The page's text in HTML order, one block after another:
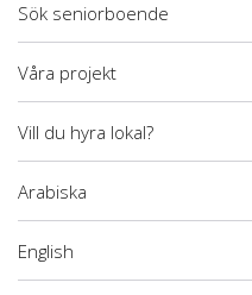
Sök seniorboende
Våra projekt
Vill du hyra lokal?
Arabiska
English